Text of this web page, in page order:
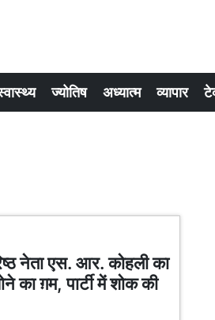
ज्योतिष अध्यात्म व्यापार
नेता एस. आर. कोहली का
का ग़म, पार्टी में शोक की